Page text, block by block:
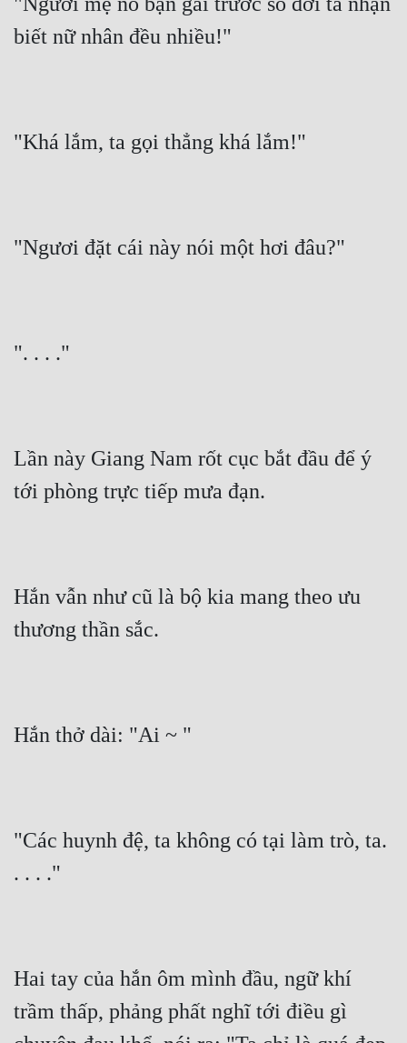
biết nữ nhân đều nhiều!"
"Khá lắm, ta gọi thẳng khá lắm!"
"Ngươi đặt cái này nói một hơi đâu?"
". . . ."
Lần này Giang Nam rốt cục bắt đầu để ý
tới phòng trực tiếp mưa đạn.
Hắn vẫn như cũ là bộ kia mang theo ưu
thương thần sắc.
Hắn thở dài: "Ai ~ "
"Các huynh đệ, ta không có tại làm trò, ta.
. . . ."
Hai tay của hắn ôm mình đầu, ngữ khí
trầm thấp, phảng phất nghĩ tới điều gì